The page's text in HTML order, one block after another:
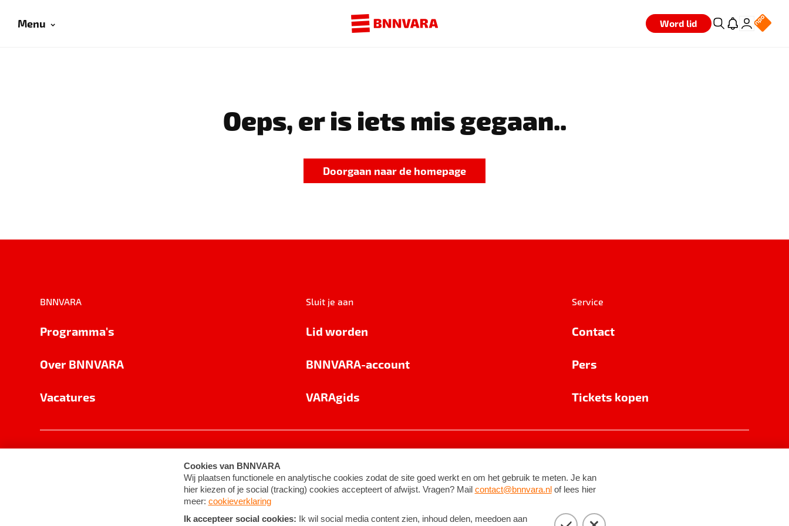
Menu Word lid
Oeps, er is iets mis gegaan..
Doorgaan naar de homepage
BNNVARA
Programma's
Over BNNVARA
Vacatures
Sluit je aan
Lid worden
BNNVARA-account
VARAgids
Service
Contact
Pers
Tickets kopen
Cookie-instellingen Algemene voorwaarden ©2026BNNVARA